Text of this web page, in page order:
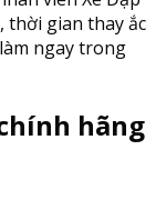
thời gian thay ắc
ngay trong
hãng